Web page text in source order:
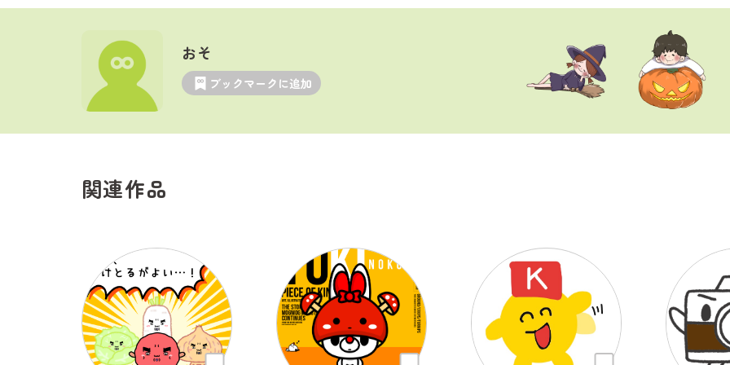
おそ
ブックマークに追加
関連作品